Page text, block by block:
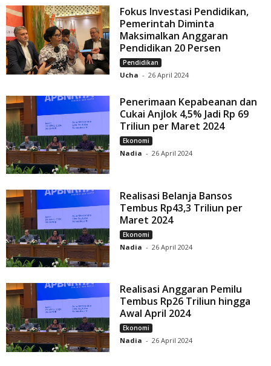
Fokus Investasi Pendidikan,
Pemerintah Diminta
Maksimalkan Anggaran
Pendidikan 20 Persen
Pendidikan
Ucha - 26 April 2024
Penerimaan Kepabeanan dan
Cukai Anjlok 4,5% Jadi Rp 69
Triliun per Maret 2024
Ekonomi
Nadia - 26 April 2024
Realisasi Belanja Bansos
Tembus Rp43,3 Triliun per
Maret 2024
Ekonomi
Nadia - 26 April 2024
Realisasi Anggaran Pemilu
Tembus Rp26 Triliun hingga
Awal April 2024
Ekonomi
Nadia - 26 April 2024